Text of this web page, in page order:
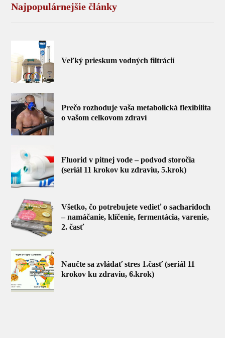
Najpopulárnejšie články
Veľký prieskum vodných filtrácií
Prečo rozhoduje vaša metabolická flexibilita
o vašom celkovom zdraví
Fluorid v pitnej vode – podvod storočia
(seriál 11 krokov ku zdraviu, 5.krok)
Všetko, čo potrebujete vedieť o sacharidoch
– namáčanie, klíčenie, fermentácia, varenie,
2. časť
Naučte sa zvládať stres 1.časť (seriál 11
krokov ku zdraviu, 6.krok)